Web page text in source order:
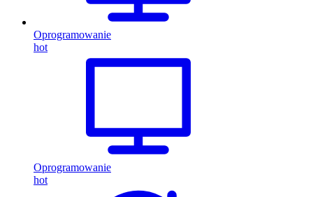
Oprogramowanie
hot
Oprogramowanie
hot